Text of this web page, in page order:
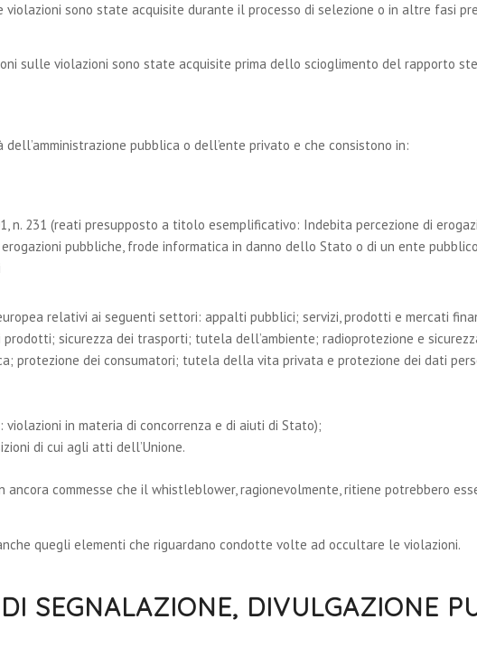
sono state acquisite durante il processo di selezione o in altre fasi
sulle violazioni sono state acquisite prima dello scioglimento del rapporto
pubblica o dell’ente privato e che consistono in:
231 (reati presupposto a titolo esemplificativo: Indebita percezione di
pubbliche, frode informatica in danno dello Stato o di un ente
relativi ai seguenti settori: appalti pubblici; servizi, prodotti e mercati
sicurezza dei trasporti; tutela dell’ambiente; radioprotezione e
protezione dei consumatori; tutela della vita privata e protezione dei dati
in materia di concorrenza e di aiuti di Stato);
di cui agli atti dell’Unione.
ancora commesse che il whistleblower, ragionevolmente, ritiene potrebbero
quegli elementi che riguardano condotte volte ad occultare le violazioni.
SEGNALAZIONE, DIVULGAZIONE